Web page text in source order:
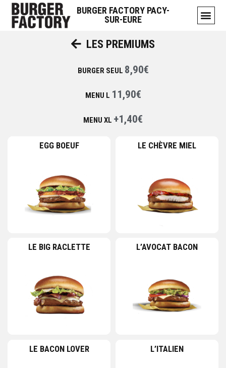
BURGER FACTORY PACY-
SUR-EURE
LES PREMIUMS
BURGER SEUL 8,90€
MENU L 11,90€
MENU XL +1,40€
EGG BOEUF LE CHÈVRE MIEL
LE BIG RACLETTE L’AVOCAT BACON
LE BACON LOVER L’ITALIEN